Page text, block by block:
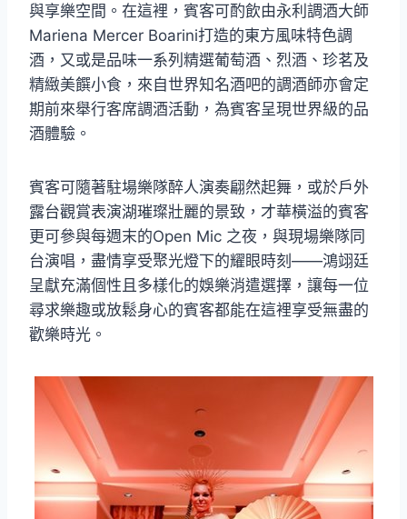
與享樂空間。在這裡，賓客可酌飲由永利調酒大師
Mariena Mercer Boarini打造的東方風味特色調
酒，又或是品味一系列精選葡萄酒、烈酒、珍茗及
精緻美饌小食，來自世界知名酒吧的調酒師亦會定
期前來舉行客席調酒活動，為賓客呈現世界級的品
酒體驗。
賓客可隨著駐場樂隊醉人演奏翩然起舞，或於戶外
露台觀賞表演湖璀璨壯麗的景致，才華橫溢的賓客
更可參與每週末的Open Mic 之夜，與現場樂隊同
台演唱，盡情享受聚光燈下的耀眼時刻——鴻翊廷
呈獻充滿個性且多樣化的娛樂消遣選擇，讓每一位
尋求樂趣或放鬆身心的賓客都能在這裡享受無盡的
歡樂時光。